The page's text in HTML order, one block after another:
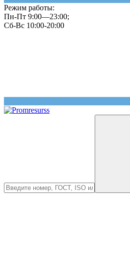
Режим работы:
Пн-Пт 9:00—23:00;
Сб-Вс 10:00-20:00